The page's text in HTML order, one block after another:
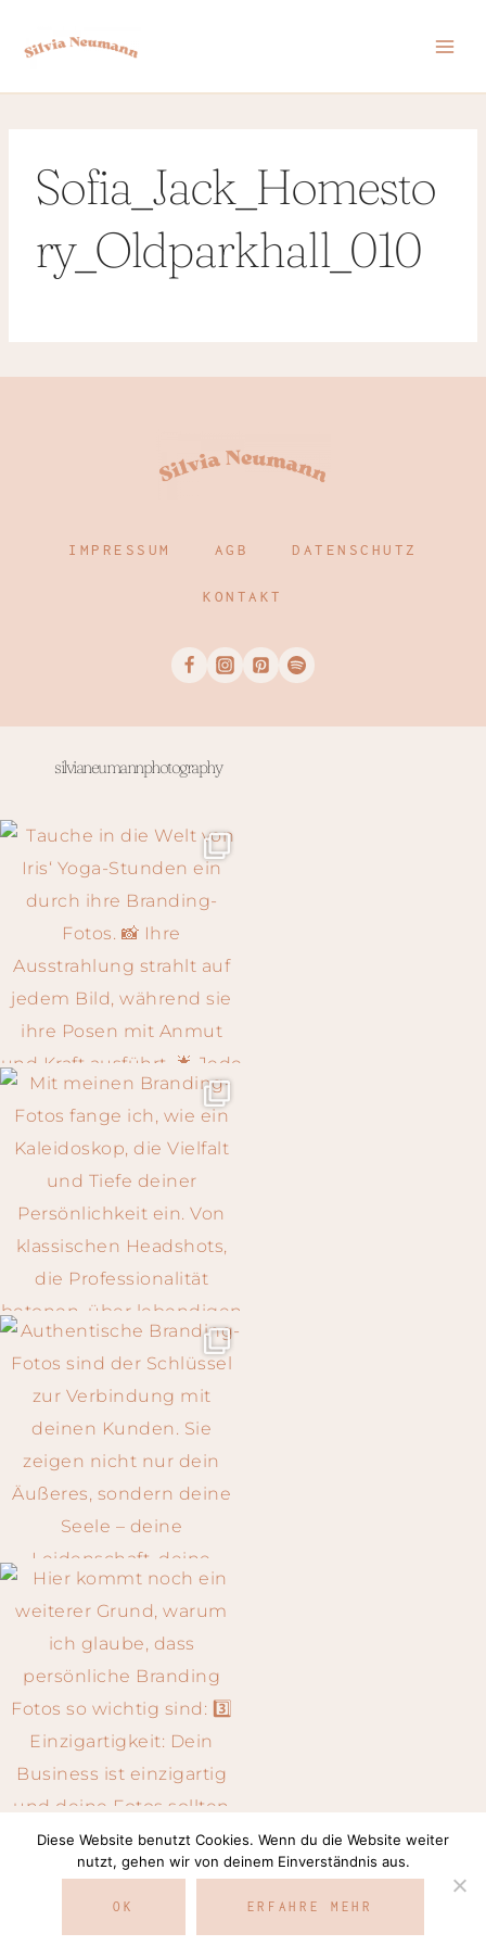
Inhalt
Sofia_Jack_Homesto
ry_Oldparkhall_010
IMPRESSUM AGB DATENSCHUTZ
KONTAKT
silvianeumannphotography
Auf Instagram folgen
COPYRIGHT © 2026 · SILVIA NEUMANN ·
Diese Website benutzt Cookies. Wenn du die Website weiter
nutzt, gehen wir von deinem Einverständnis aus.
OK ERFAHRE MEHR